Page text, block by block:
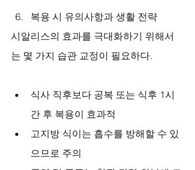
복용 시 유의사항과 생활 전략
시알리스의 효과를 극대화하기 위해서
는 몇 가지 습관 교정이 필요하다.
식사 직후보다 공복 또는 식후 1시
간 후 복용이 효과적
고지방 식이는 흡수를 방해할 수 있
으므로 주의